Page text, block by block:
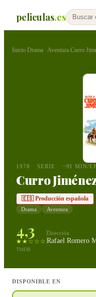
peliculas.es
Inicio›Drama · Aventura›Curro
1978 SERIE ~91 MIN/EP
Curro
🇪🇸 Producción española
Drama Aventura
4,3
★★☆☆☆
TMDB
Dirección
Rafael Romero
DISPONIBLE EN